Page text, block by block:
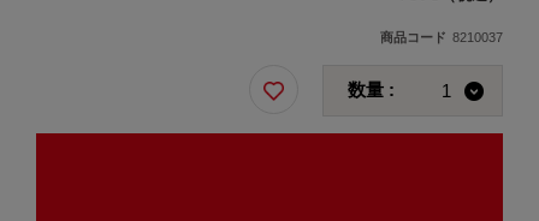
商品コード 8210037
数量 :